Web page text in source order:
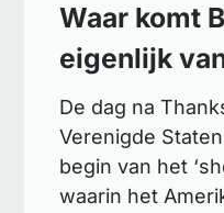
Waar komt
eigenlijk
De dag na
Verenigde
begin van het
waarin het